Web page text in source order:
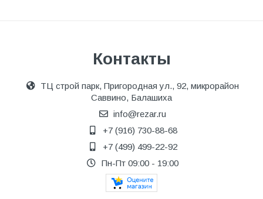
Контакты
ТЦ строй парк, Пригородная ул., 92, микрорайон
Саввино, Балашиха
info@rezar.ru
+7 (916) 730-88-68
+7 (499) 499-22-92
Пн-Пт 09:00 - 19:00